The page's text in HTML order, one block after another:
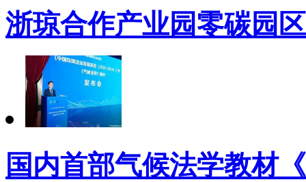
浙琼合作产业园零碳园
国内首部气候法学教材